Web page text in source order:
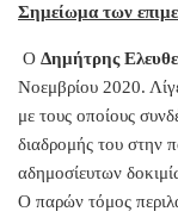
Σημείωμα των
Ο Δημήτρης
Νοεμβρίου 2020.
με τους οποίους
διαδρομής του στην
αδημοσίευτων
Ο παρών τόμος